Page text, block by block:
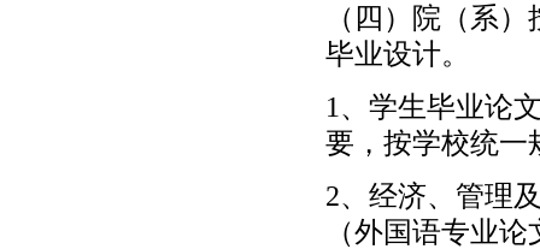
（四）院（系
毕业设计。
1、学生毕业论
要，按学校统一
2、经济、管理
（外国语专业